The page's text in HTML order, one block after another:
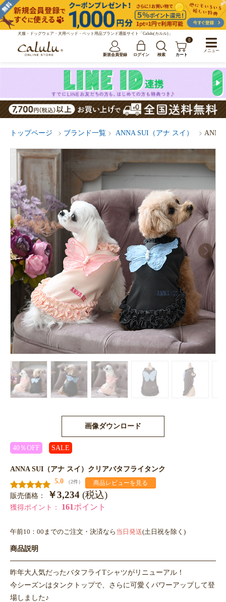
犬服・ドッグウェア・犬用ベッド・ペット用品ブランド通販サイト「Calulu(カルル)」
新規会員登録 ログイン 検索
0
カート
トップページ ブランド一覧 ANNA SUI（アナ スイ） ANNA
画像ダウンロード
40％OFF SALE
ANNA SUI（アナ スイ）クリアバタフライタンク
5.0
（2件） 商品レビューを見る
販売価格： ￥3,234 (税込)
獲得ポイント： 161ポイント
午前10：00までのご注文・決済なら 当日発送(土日祝を除く)
商品説明
昨年大人気だったバタフライTシャツがリニューアル！
今シーズンはタンクトップで、さらに可愛くパワーアップして登
場しました♪
メニュー